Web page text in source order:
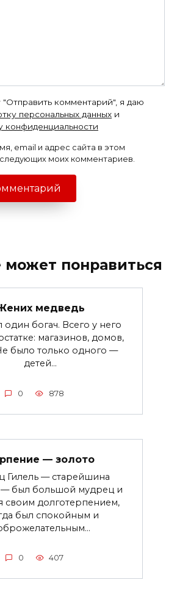
комментарий", я даю
персональных данных и
конфиденциальности
email и адрес сайта в этом
моих комментариев.
понравиться
медведь
богач. Всего у него
магазинов, домов,
было только одного —
детей...
0 878
— золото
Гилель — старейшина
— был большой мудрец и
своим долготерпением,
был спокойным и
0 407